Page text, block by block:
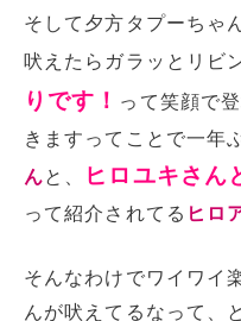
そして夕方タプーちゃ
吠えたらガラッとリビ
りです！ って笑顔で
きますってことで一年
んと、 ヒロユキさん
って紹介されてる ヒロ
そんなわけでワイワイ
んが吠えてるなって、